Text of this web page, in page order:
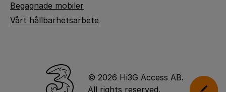
Begagnade mobiler
Vårt hållbarhetsarbete
© 2026 Hi3G Access AB.
All rights reserved.